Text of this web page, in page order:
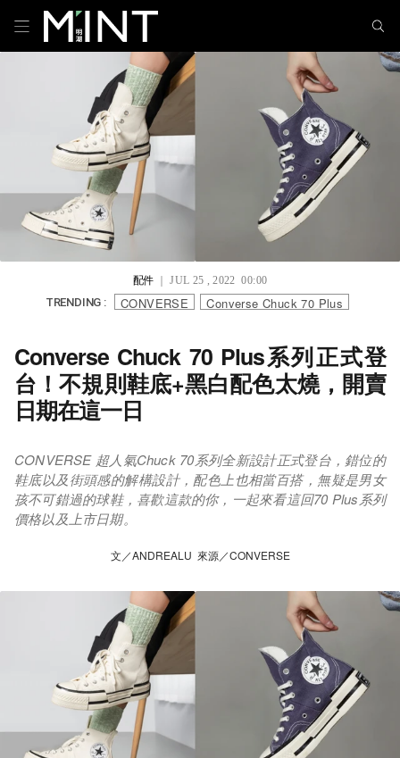
配件｜ JUL 25 , 2022 00:00
TRENDING : CONVERSE Converse Chuck 70 Plus
Converse Chuck 70 Plus系列正式登
台！不規則鞋底+黑白配色太燒，開賣
日期在這一日
CONVERSE 超人氣Chuck 70系列全新設計正式登台，錯位的
鞋底以及街頭感的解構設計，配色上也相當百搭，無疑是男女
孩不可錯過的球鞋，喜歡這款的你，一起來看這回70 Plus系列
價格以及上市日期。
文／ANDREALU 來源／CONVERSE